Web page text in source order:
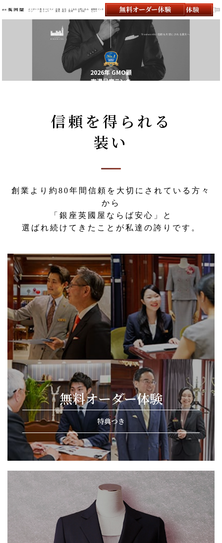
オーダースーツの銀座英國屋
オーダース
ーツ
商
品
サービスメ
ニュー
店舗
案内
会社
紹介
よくある
質問
お問い合わ
せ/予約
顧客様インタ
ビュー
Trustworthy 信頼を大切にされる貴方へ
2026年 GMO顧
客満足度ランキ
信頼を得られる
装い
創業より約80年間信頼を大切にされている方々
から
「銀座英國屋ならば安心」と
選ばれ続けてきたことが私達の誇りです。
無料オーダー体験
特典つき